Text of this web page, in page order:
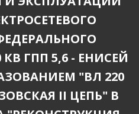
ГПП 5,6 - ЕНИСЕЙ
"ВЛ 220
II ЦЕПЬ" В